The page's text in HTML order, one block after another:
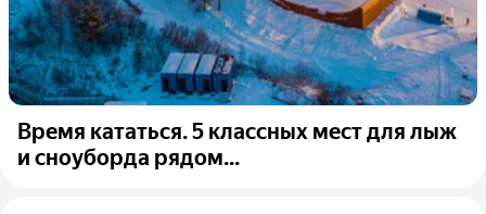
Время кататься. 5 классных мест для лыж
и сноуборда рядом...